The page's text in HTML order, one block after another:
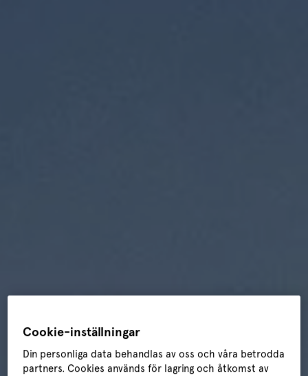
Cookie-inställningar
Din personliga data behandlas av oss och våra betrodda
partners. Cookies används för lagring och åtkomst av